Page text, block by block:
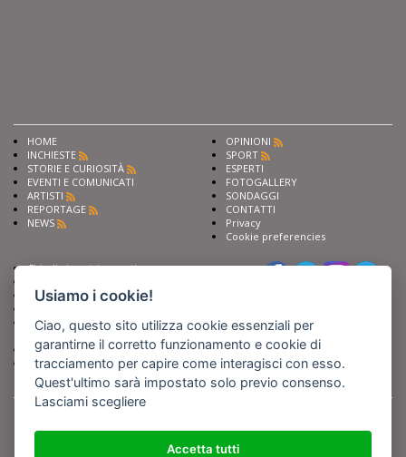
HOME
INCHIESTE
STORIE E CURIOSITÀ
EVENTI E COMUNICATI
ARTISTI
REPORTAGE
NEWS
OPINIONI
SPORT
ESPERTI
FOTOGALLERY
SONDAGGI
CONTATTI
Privacy
Cookie preferencies
Chiedi ai nostri esperti
Fai pubblicità con noi
Iscriviti al nostro corso di
giornalismo
Compra i nostri libri
Entra in Barinedita Map
Copyright BARIREPORT s.a.s. All rights reserved - Tutte le fotografie recanti il
logo di Barinedita sono state commissionate da BARIREPORT s.a.s. che ne
Usiamo i cookie!
Ciao, questo sito utilizza cookie essenziali per
garantirne il corretto funzionamento e cookie di
tracciamento per capire come interagisci con esso.
Quest'ultimo sarà impostato solo previo consenso.
Lasciami scegliere
Accetta tutti